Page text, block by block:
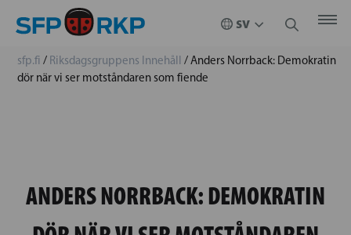
sfp.fi / Riksdagsgruppens Innehåll /Anders Norrback: Demokratin
dör när vi ser motståndaren som fiende
ANDERS NORRBACK: DEMOKRATIN